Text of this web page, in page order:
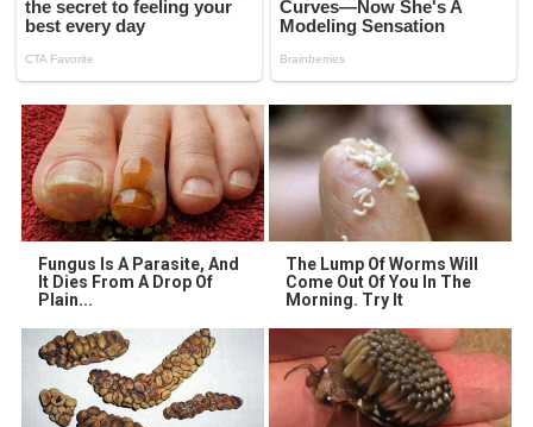
Fungus Is A Parasite, And
It Dies From A Drop Of
Plain...
The Lump Of Worms Will
Come Out Of You In The
Morning. Try It